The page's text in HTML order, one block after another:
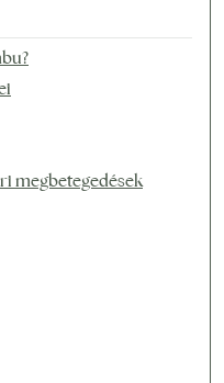
megbetegedések